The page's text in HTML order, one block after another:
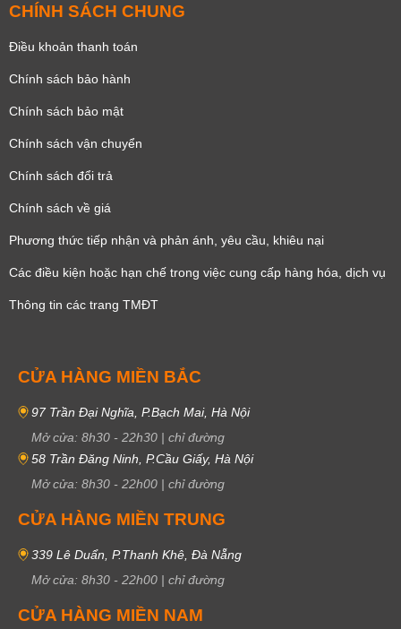
CHÍNH SÁCH CHUNG
Điều khoản thanh toán
Chính sách bảo hành
Chính sách bảo mật
Chính sách vận chuyển
Chính sách đổi trả
Chính sách về giá
Phương thức tiếp nhận và phản ánh, yêu cầu, khiêu nại
Các điều kiện hoặc hạn chế trong việc cung cấp hàng hóa, dịch vụ
Thông tin các trang TMĐT
CỬA HÀNG MIỀN BẮC
97 Trần Đại Nghĩa, P.Bạch Mai, Hà Nội
Mở cửa: 8h30 - 22h30 | chỉ đường
58 Trần Đăng Ninh, P.Cầu Giấy, Hà Nội
Mở cửa: 8h30 - 22h00 | chỉ đường
CỬA HÀNG MIỀN TRUNG
339 Lê Duẩn, P.Thanh Khê, Đà Nẵng
Mở cửa: 8h30 - 22h00 | chỉ đường
CỬA HÀNG MIỀN NAM